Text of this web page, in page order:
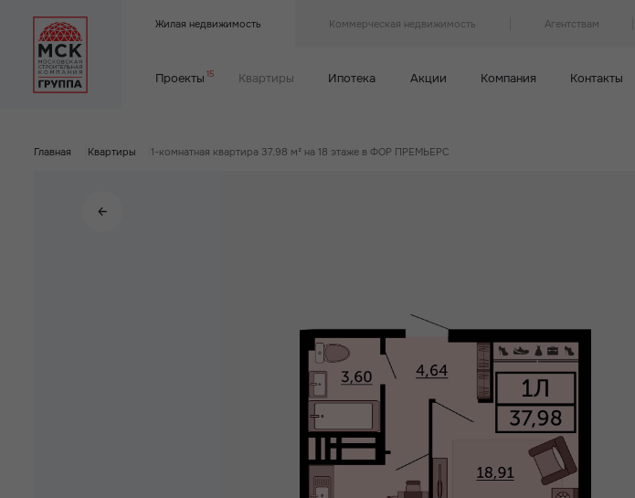
Жилая недвижимость Коммерческая недвижимость Агентствам
Проекты 15 Квартиры Ипотека Акции Компания Контакты
Главная Квартиры 1-комнатная квартира 37.98 м² на 18 этаже в ФОР ПРЕМЬЕРС